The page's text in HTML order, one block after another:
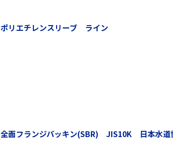
ポリエチレンスリーブ ライン
全面フランジパッキン(SBR) JIS10K 日本水道